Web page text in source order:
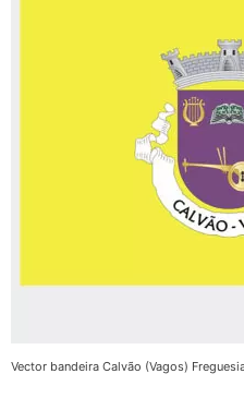
Vector bandeira Calvão (Vagos)